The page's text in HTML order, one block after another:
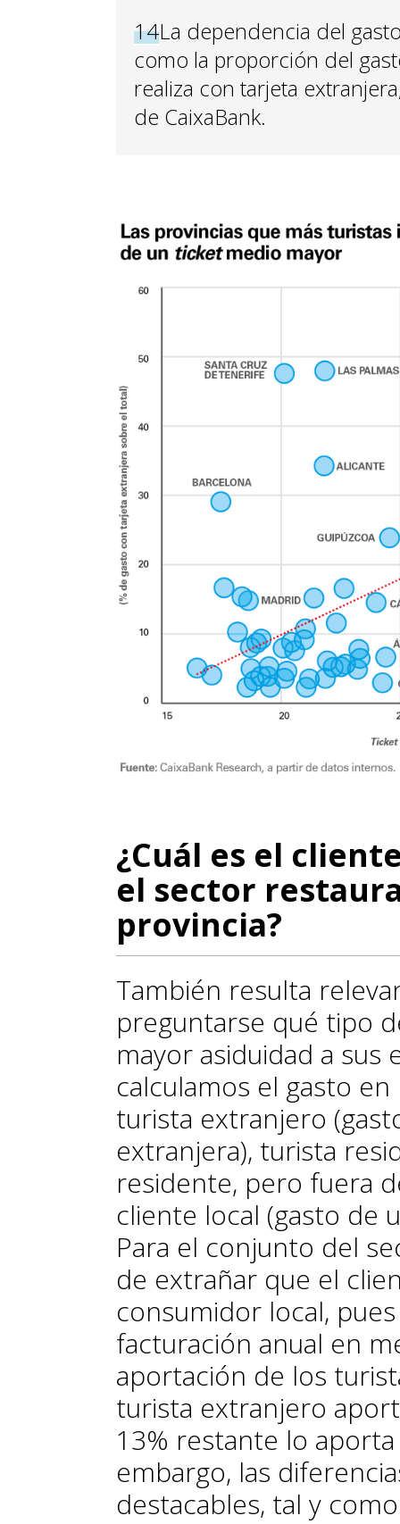
14La dependencia del
como la proporción del
realiza con tarjeta
de CaixaBank.
¿Cuál es el
el sector
provincia?
También resulta
preguntarse qué tipo
mayor asiduidad a sus
calculamos el gasto
turista extranjero
extranjera), turista
residente, pero fuera
cliente local (gasto de
Para el conjunto del
de extrañar que el
consumidor local,
facturación anual en
aportación de los
turista extranjero
13% restante lo
embargo, las
destacables, tal y